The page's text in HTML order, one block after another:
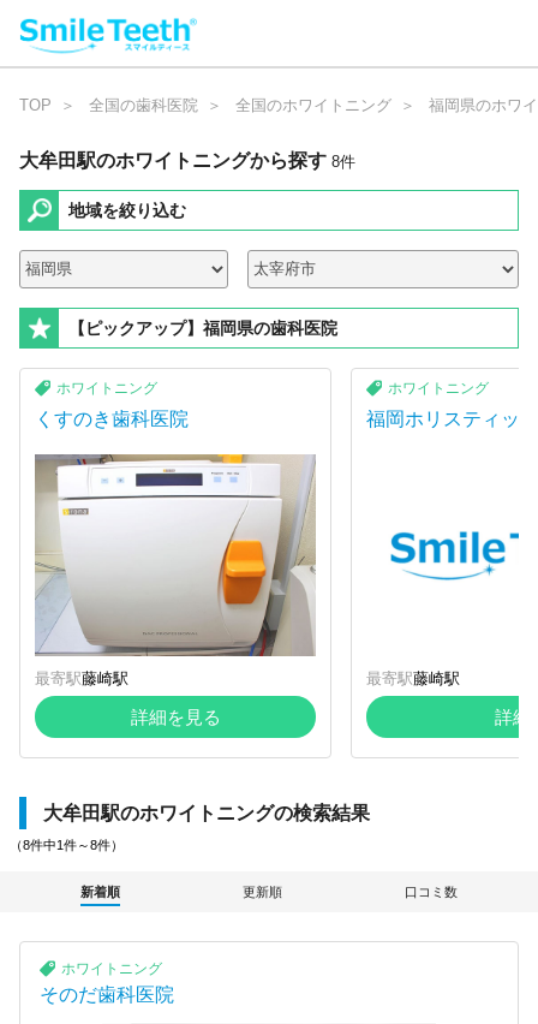
TOP 全国の歯科医院 全国のホワイトニング 福岡県のホワ
大牟田駅のホワイトニングから探す 8件
地域を絞り込む
【ピックアップ】福岡県の歯科医院
ホワイトニング
くすのき歯科医院
最寄駅藤崎駅
詳細を見る
ホワイトニング
福岡ホリスティッ
最寄駅藤崎駅
詳細
大牟田駅のホワイトニングの検索結果
（8件中1件～8件）
新着順 更新順 口コミ数
ホワイトニング
そのだ歯科医院